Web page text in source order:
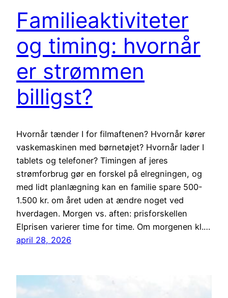
Familieaktiviteter
og timing: hvornår
er strømmen
billigst?
Hvornår tænder I for filmaftenen? Hvornår kører
vaskemaskinen med børnetøjet? Hvornår lader I
tablets og telefoner? Timingen af jeres
strømforbrug gør en forskel på elregningen, og
med lidt planlægning kan en familie spare 500-
1.500 kr. om året uden at ændre noget ved
hverdagen. Morgen vs. aften: prisforskellen
Elprisen varierer time for time. Om morgenen kl.…
april 28, 2026